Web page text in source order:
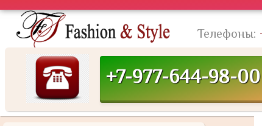
Телефоны:
+7-977-644-98-00